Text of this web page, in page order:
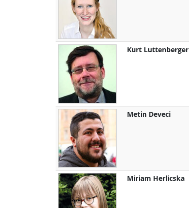
Kurt Luttenberger
Metin Deveci
Miriam Herlicska